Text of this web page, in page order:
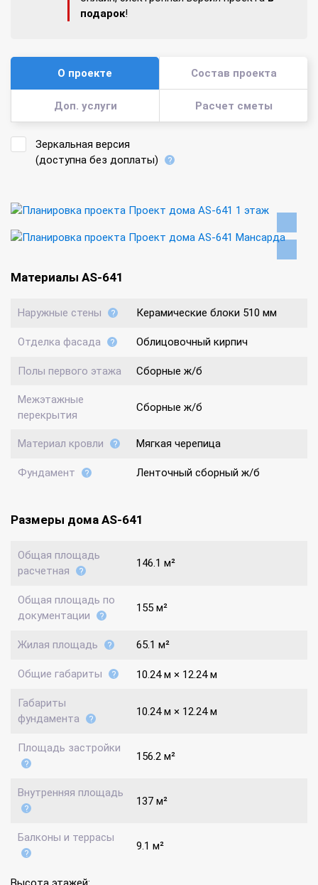
подарок!
О проекте Состав проекта
Доп. услуги Расчет сметы
Зеркальная версия
(доступна без доплаты)
Материалы AS-641
Наружные стены Керамические блоки 510 мм
Отделка фасада Облицовочный кирпич
Полы первого этажа Сборные ж/б
Межэтажные
перекрытия
Сборные ж/б
Материал кровли Мягкая черепица
Фундамент Ленточный сборный ж/б
Размеры дома AS-641
Общая площадь
расчетная
146.1 м²
Общая площадь по
документации
155 м²
Жилая площадь 65.1 м²
Общие габариты 10.24 м × 12.24 м
Габариты
фундамента
10.24 м × 12.24 м
Площадь застройки
156.2 м²
Внутренняя площадь
137 м²
Балконы и террасы
9.1 м²